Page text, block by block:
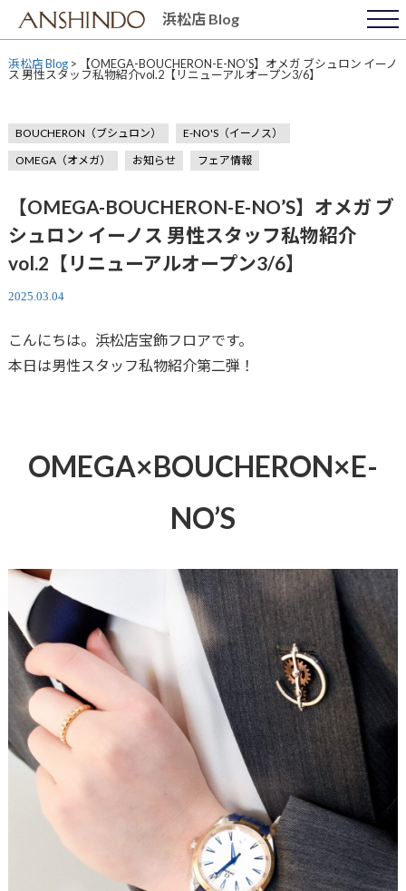
content
浜松店 Blog
浜松店 Blog> 【OMEGA-BOUCHERON-E-NO’S】オメガ ブシュロン イーノ
ス 男性スタッフ私物紹介vol.2【リニューアルオープン3/6】
BOUCHERON（ブシュロン）
E-NO'S（イーノス）
OMEGA（オメガ）
お知らせ フェア情報
【OMEGA-BOUCHERON-E-NO’S】オメガ ブ
シュロン イーノス 男性スタッフ私物紹介
vol.2【リニューアルオープン3/6】
2025.03.04
こんにちは。浜松店宝飾フロアです。
本日は男性スタッフ私物紹介第二弾！
OMEGA×BOUCHERON×E-
NO’S